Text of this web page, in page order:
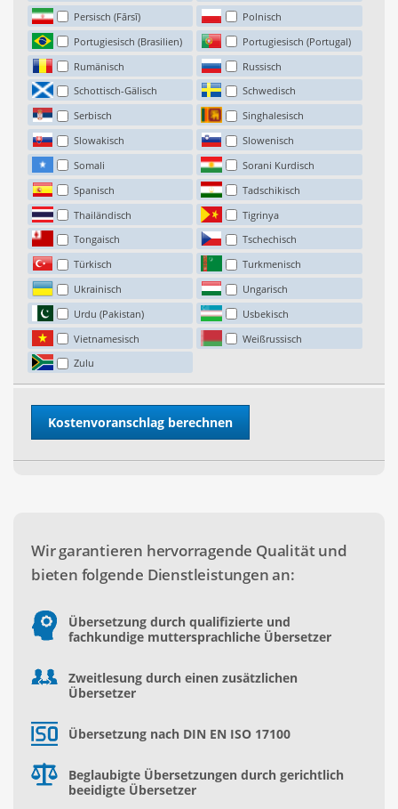
Persisch (Fārsī)
Polnisch
Portugiesisch (Brasilien)
Portugiesisch (Portugal)
Rumänisch
Russisch
Schottisch-Gälisch
Schwedisch
Serbisch
Singhalesisch
Slowakisch
Slowenisch
Somali
Sorani Kurdisch
Spanisch
Tadschikisch
Thailändisch
Tigrinya
Tongaisch
Tschechisch
Türkisch
Turkmenisch
Ukrainisch
Ungarisch
Urdu (Pakistan)
Usbekisch
Vietnamesisch
Weißrussisch
Zulu
Wir garantieren hervorragende Qualität und
bieten folgende Dienstleistungen an:
Übersetzung durch qualifizierte und
fachkundige muttersprachliche Übersetzer
Zweitlesung durch einen zusätzlichen
Übersetzer
Übersetzung nach DIN EN ISO 17100
Beglaubigte Übersetzungen durch gerichtlich
beeidigte Übersetzer